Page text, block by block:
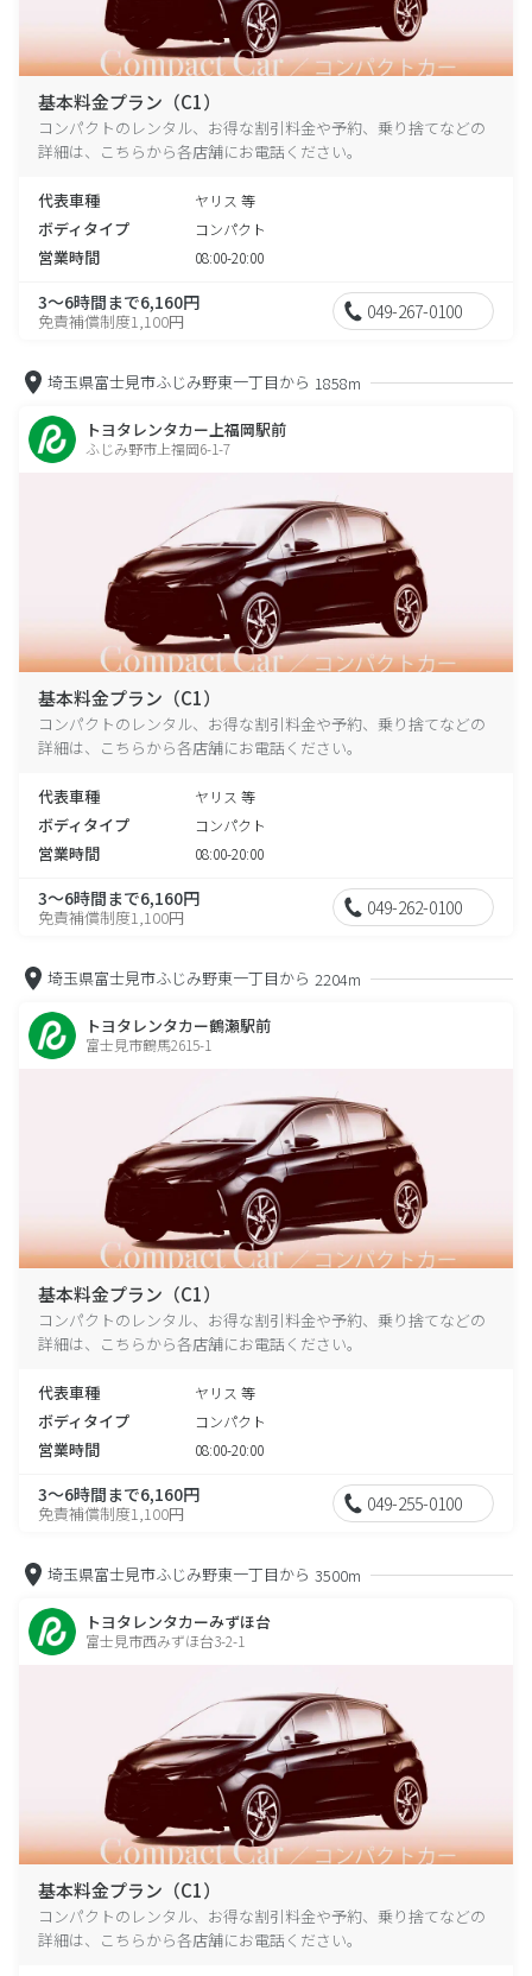
基本料金プラン（C1）
コンパクトのレンタル、お得な割引料金や予約、乗り捨てなどの
詳細は、こちらから各店舗にお電話ください。
代表車種 ヤリス 等
ボディタイプ コンパクト
営業時間 08:00-20:00
3～6時間まで6,160円
免責補償制度1,100円 049-267-0100
埼玉県富士見市ふじみ野東一丁目から 1858m
トヨタレンタカー上福岡駅前
ふじみ野市上福岡6-1-7
基本料金プラン（C1）
コンパクトのレンタル、お得な割引料金や予約、乗り捨てなどの
詳細は、こちらから各店舗にお電話ください。
代表車種 ヤリス 等
ボディタイプ コンパクト
営業時間 08:00-20:00
3～6時間まで6,160円
免責補償制度1,100円 049-262-0100
埼玉県富士見市ふじみ野東一丁目から 2204m
トヨタレンタカー鶴瀬駅前
富士見市鶴馬2615-1
基本料金プラン（C1）
コンパクトのレンタル、お得な割引料金や予約、乗り捨てなどの
詳細は、こちらから各店舗にお電話ください。
代表車種 ヤリス 等
ボディタイプ コンパクト
営業時間 08:00-20:00
3～6時間まで6,160円
免責補償制度1,100円 049-255-0100
埼玉県富士見市ふじみ野東一丁目から 3500m
トヨタレンタカーみずほ台
富士見市西みずほ台3-2-1
基本料金プラン（C1）
コンパクトのレンタル、お得な割引料金や予約、乗り捨てなどの
詳細は、こちらから各店舗にお電話ください。